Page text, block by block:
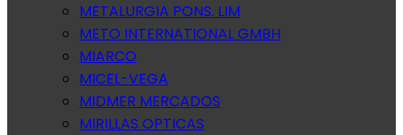
METALURGIA PONS. LIM
METO INTERNATIONAL GMBH
MIARCO
MICEL-VEGA
MIDMER MERCADOS
MIRILLAS OPTICAS